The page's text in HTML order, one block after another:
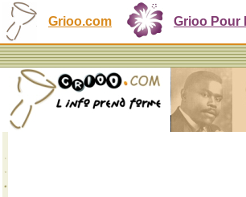
Grioo.com Grioo Pour